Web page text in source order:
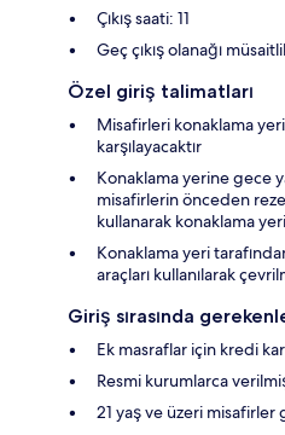
Çıkış saati: 11
Geç çıkış olanağı
Özel giriş talimatları
Misafirleri konaklama
karşılayacaktır
Konaklama yerine gece
misafirlerin önceden
kullanarak konaklama
Konaklama yeri
araçları kullanılarak
Giriş sırasında
Ek masraflar için kredi
Resmi kurumlarca
21 yaş ve üzeri misafirler